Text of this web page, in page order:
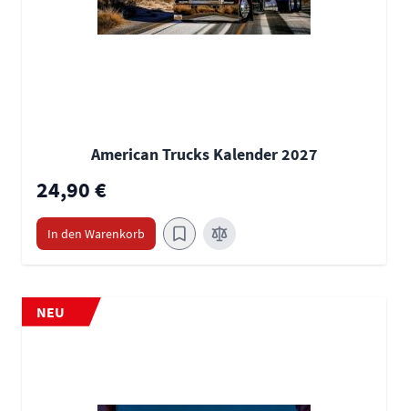
American Trucks Kalender 2027
24,90 €
In den Warenkorb
NEU